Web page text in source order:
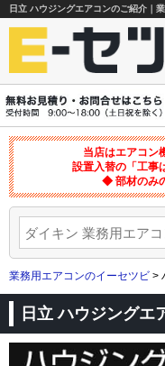
日立 ハウジングエアコンのご紹介｜
当店はエアコン
設置入替の「工事
◆ 部材のみ
業務用エアコンのイーセツビ >
日立 ハウジングエ